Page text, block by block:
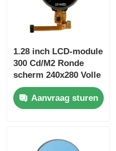
1.28 inch LCD-module
300 Cd/M2 Ronde
scherm 240x280 Volle
kijkhoek
Aanvraag sturen